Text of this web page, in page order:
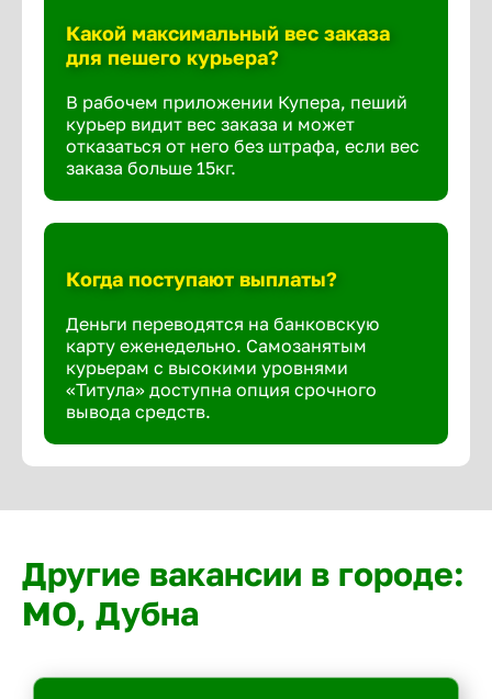
Какой максимальный вес заказа
для пешего курьера?
В рабочем приложении Купера, пеший
курьер видит вес заказа и может
отказаться от него без штрафа, если вес
заказа больше 15кг.
Когда поступают выплаты?
Деньги переводятся на банковскую
карту еженедельно. Самозанятым
курьерам с высокими уровнями
«Титула» доступна опция срочного
вывода средств.
Другие вакансии в городе:
МО, Дубна